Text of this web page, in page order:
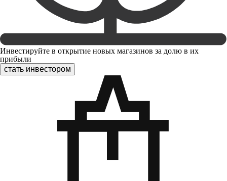
Инвестируйте в открытие новых магазинов за долю в их
прибыли
стать инвестором